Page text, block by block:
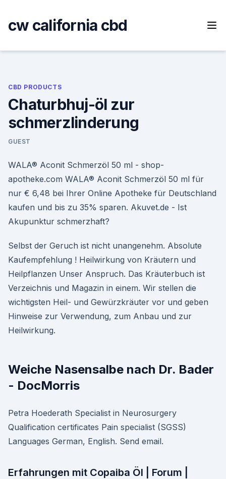
content
cw california cbd
CBD PRODUCTS
Chaturbhuj-öl zur
schmerzlinderung
GUEST
WALA® Aconit Schmerzöl 50 ml - shop-
apotheke.com WALA® Aconit Schmerzöl 50 ml für
nur € 6,48 bei Ihrer Online Apotheke für Deutschland
kaufen und bis zu 35% sparen. Akuvet.de - Ist
Akupunktur schmerzhaft?
Selbst der Geruch ist nicht unangenehm. Absolute
Kaufempfehlung ! Heilwirkung von Kräutern und
Heilpflanzen Unser Anspruch. Das Kräuterbuch ist
Verzeichnis und Magazin in einem. Wir stellen die
wichtigsten Heil- und Gewürzkräuter vor und geben
Hinweise zur Verwendung, zum Anbau und zur
Heilwirkung.
Weiche Nasensalbe nach Dr. Bader
- DocMorris
Petra Hoederath Specialist in Neurosurgery
Qualification certificates Pain specialist (SGSS)
Languages German, English. Send email.
Erfahrungen mit Copaiba Öl | Forum |